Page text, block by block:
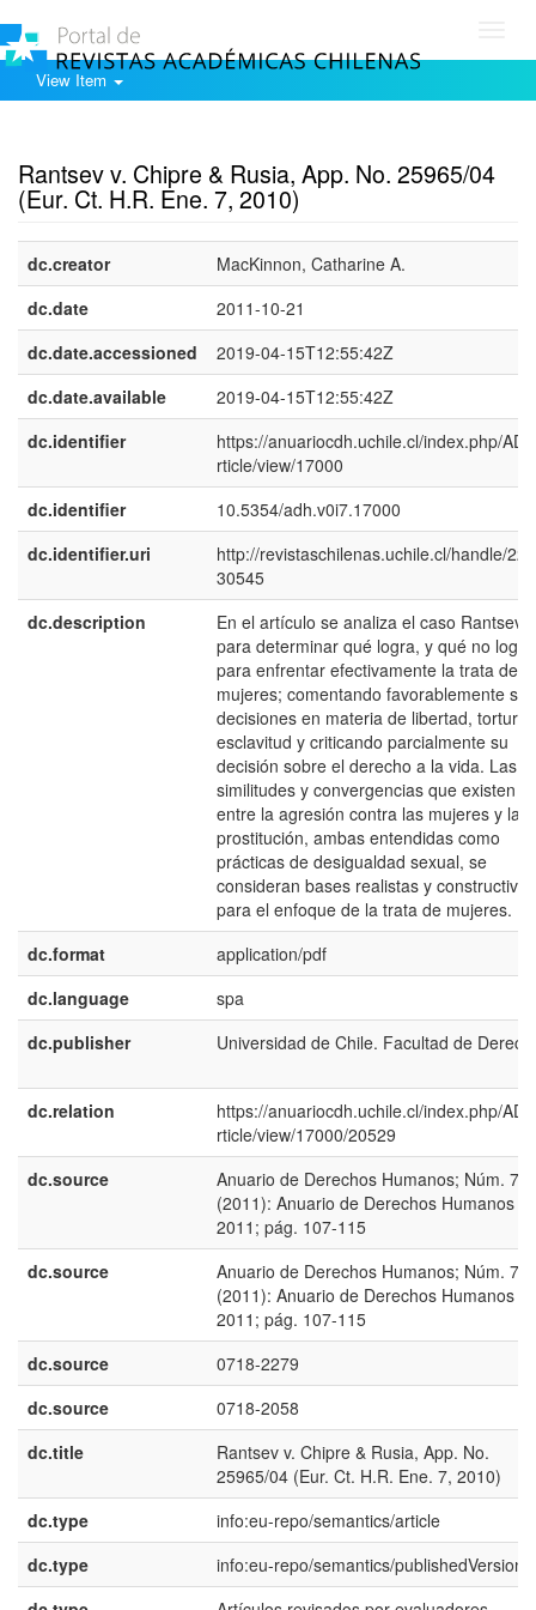
View Item
Rantsev v. Chipre & Rusia, App. No. 25965/04
(Eur. Ct. H.R. Ene. 7, 2010)
dc.creator
MacKinnon, Catharine A.
dc.date
2011-10-21
dc.date.accessioned
2019-04-15T12:55:42Z
dc.date.available
2019-04-15T12:55:42Z
dc.identifier
https://anuariocdh.uchile.cl/index.php/
rticle/view/17000
dc.identifier
10.5354/adh.v0i7.17000
dc.identifier.uri
http://revistaschilenas.uchile.cl/handle/
30545
dc.description
En el artículo se analiza el caso Rantsev
para determinar qué logra, y qué no
para enfrentar efectivamente la trata de
mujeres; comentando favorablemente sus
decisiones en materia de libertad, tortura
esclavitud y criticando parcialmente su
decisión sobre el derecho a la vida. Las
similitudes y convergencias que existen
entre la agresión contra las mujeres y la
prostitución, ambas entendidas como
prácticas de desigualdad sexual, se
consideran bases realistas y constructivas
para el enfoque de la trata de mujeres.
dc.format
application/pdf
dc.language
spa
dc.publisher
Universidad de Chile. Facultad de
dc.relation
https://anuariocdh.uchile.cl/index.php/
rticle/view/17000/20529
dc.source
Anuario de Derechos Humanos; Núm. 7
(2011): Anuario de Derechos Humanos
2011; pág. 107-115
dc.source
Anuario de Derechos Humanos; Núm. 7
(2011): Anuario de Derechos Humanos
2011; pág. 107-115
dc.source
0718-2279
dc.source
0718-2058
dc.title
Rantsev v. Chipre & Rusia, App. No.
25965/04 (Eur. Ct. H.R. Ene. 7, 2010)
dc.type
info:eu-repo/semantics/article
dc.type
info:eu-repo/semantics/publishedVersion